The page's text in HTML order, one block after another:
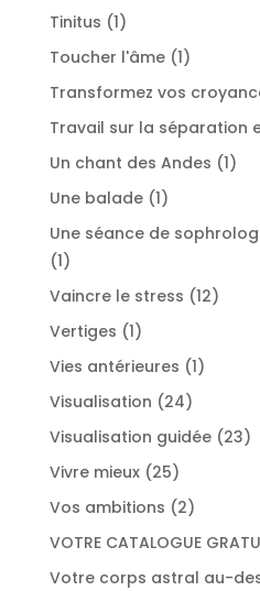
Tinitus 11
produit
Toucher l'âme 11
produit
Transformez vos
Travail sur la séparation
Un chant des Andes 11
Une balade 11
produit
Une séance de
11
produit
Vaincre le stress 1212
Vertiges 11
produit
Vies antérieures 11
Visualisation 2424
produits
Visualisation guidée 2323
Vivre mieux 2525
produits
Vos ambitions 22
produits
VOTRE CATALOGUE
Votre corps astral au-